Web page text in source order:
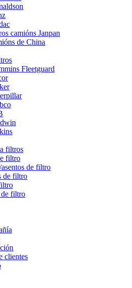
camións Janpan
de China
Fleetguard
filtros
filtro
asentos de filtro
de filtro
filtro
clientes